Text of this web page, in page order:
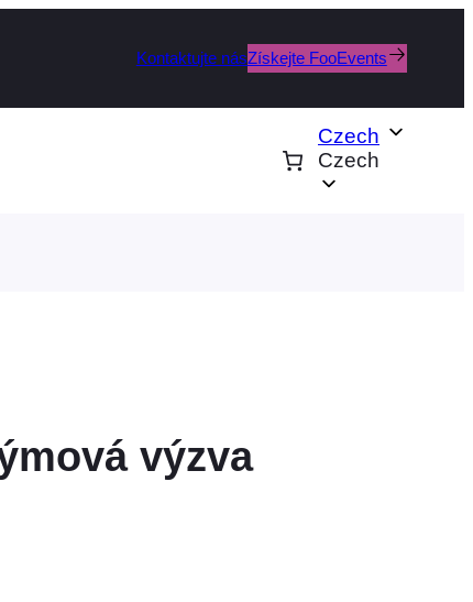
Kontaktujte násZískejte FooEvents
Czech
Czech
výzva